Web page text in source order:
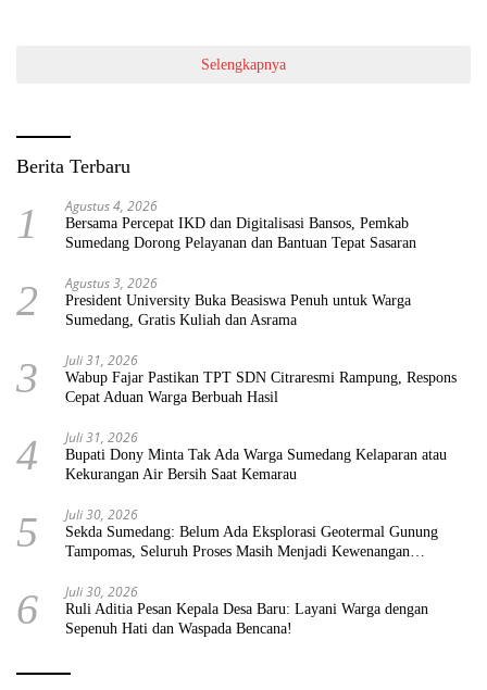
Selengkapnya
Berita Terbaru
1 Agustus 4, 2026
Bersama Percepat IKD dan Digitalisasi Bansos, Pemkab
Sumedang Dorong Pelayanan dan Bantuan Tepat Sasaran
2 Agustus 3, 2026
President University Buka Beasiswa Penuh untuk Warga
Sumedang, Gratis Kuliah dan Asrama
3 Juli 31, 2026
Wabup Fajar Pastikan TPT SDN Citraresmi Rampung, Respons
Cepat Aduan Warga Berbuah Hasil
4 Juli 31, 2026
Bupati Dony Minta Tak Ada Warga Sumedang Kelaparan atau
Kekurangan Air Bersih Saat Kemarau
5 Juli 30, 2026
Sekda Sumedang: Belum Ada Eksplorasi Geotermal Gunung
Tampomas, Seluruh Proses Masih Menjadi Kewenangan
6 Juli 30, 2026
Ruli Aditia Pesan Kepala Desa Baru: Layani Warga dengan
Sepenuh Hati dan Waspada Bencana!